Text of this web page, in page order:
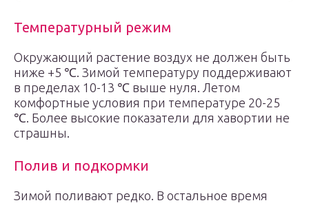
Температурный режим
Окружающий растение воздух не должен быть
ниже +5 ℃. Зимой температуру поддерживают
в пределах 10-13 ℃ выше нуля. Летом
комфортные условия при температуре 20-25
℃. Более высокие показатели для хавортии не
страшны.
Полив и подкормки
Зимой поливают редко. В остальное время